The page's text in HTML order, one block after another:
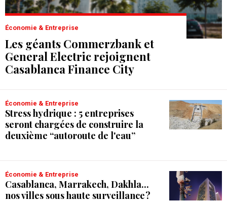
Économie & Entreprise
Les géants Commerzbank et
General Electric rejoignent
Casablanca Finance City
Économie & Entreprise
Stress hydrique : 5 entreprises
seront chargées de construire la
deuxième “autoroute de l'eau”
Économie & Entreprise
Casablanca, Marrakech, Dakhla...
nos villes sous haute surveillance ?